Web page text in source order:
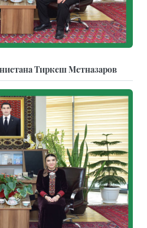
Тиркеш Мeтназаров